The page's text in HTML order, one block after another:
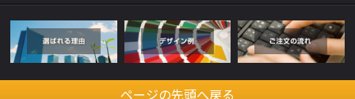
ページの先頭へ戻る